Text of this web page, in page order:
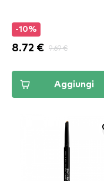
-10%
8.72 € 9.69 €
Aggiungi